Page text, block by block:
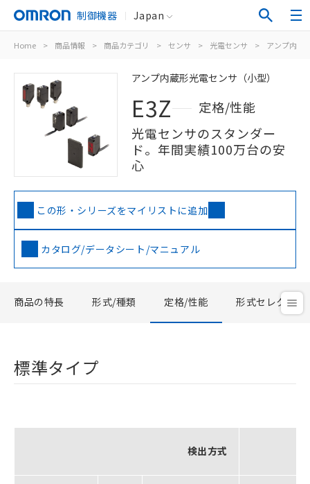
制御機器 Japan
Home > 商品情報 > 商品カテゴリ > センサ > 光電センサ > アンプ内蔵
アンプ内蔵形光電センサ（小型）
E3Z
定格/性能
光電センサのスタンダー
ド。年間実績100万台の安
心
この形・シリーズをマイリストに追加
カタログ/データシート/マニュアル
商品の特長 形式/種類 定格/性能 形式セレクタ
標準タイプ
検出方式